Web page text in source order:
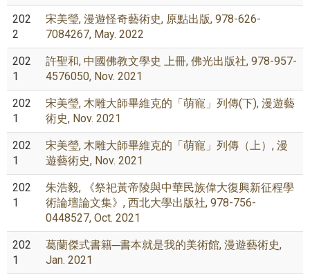
202
2
宋美瑩, 漫遊怪奇藝術史, 原點出版, 978-626-
7084267, May. 2022
202
1
許聖和, 中國佛教文學史 上冊, 佛光出版社, 978-957-
4576050, Nov. 2021
202
1
宋美瑩, 木雕大師畢維克的「萌寵」列傳(下), 漫遊藝
術史, Nov. 2021
202
1
宋美瑩, 木雕大師畢維克的「萌寵」列傳（上）, 漫
遊藝術史, Nov. 2021
202
1
朱浩毅, 《祭祀黃帝陵與中華民族偉大復興新征程學
術論壇論文集》, 西北大學出版社, 978-756-
0448527, Oct. 2021
202
1
葛蘭傑式書籍─書本就是我的美術館, 漫遊藝術史,
Jan. 2021